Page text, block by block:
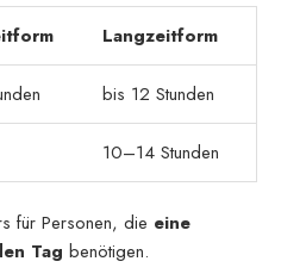
Langzeitform
bis 12 Stunden
10–14 Stunden
für Personen, die eine
Tag benötigen.